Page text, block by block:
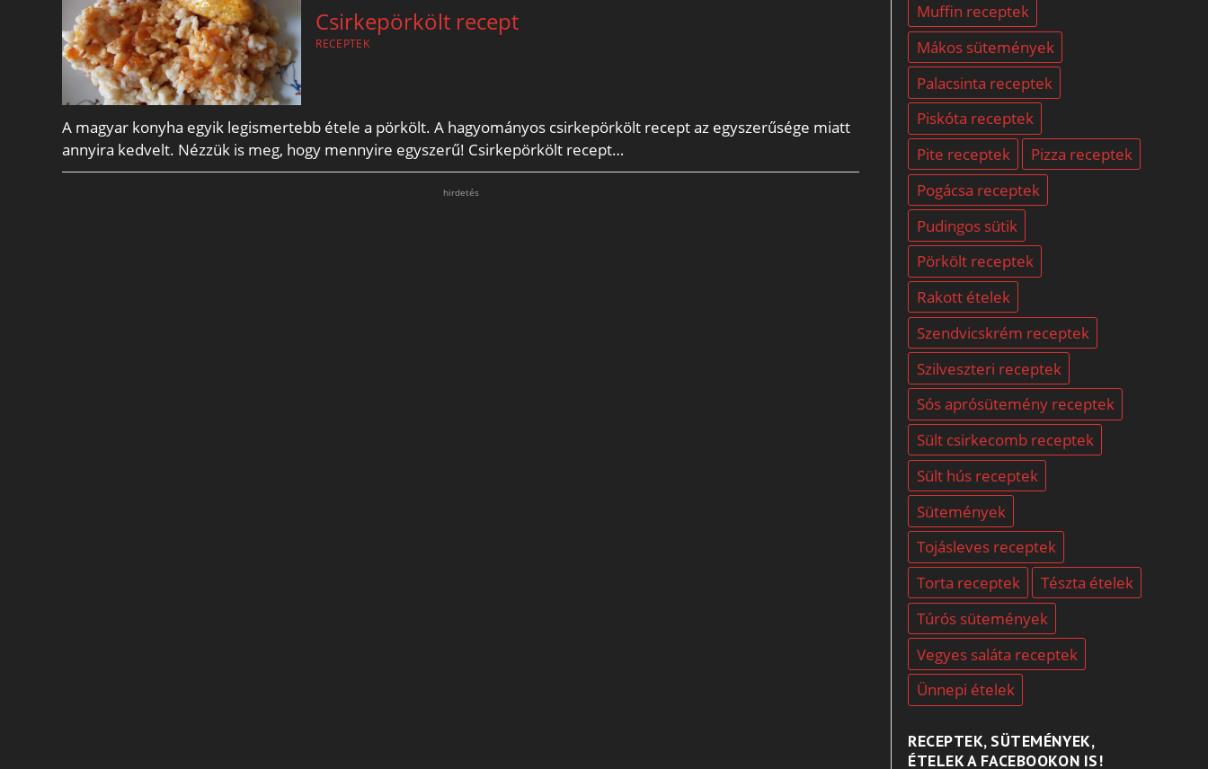
Csirkepörkölt recept
RECEPTEK
A magyar konyha egyik legismertebb étele a pörkölt. A hagyományos csirkepörkölt recept az egyszerűsége miatt
annyira kedvelt. Nézzük is meg, hogy mennyire egyszerű! Csirkepörkölt recept…
hirdetés
Muffin receptek
Mákos sütemények
Palacsinta receptek
Piskóta receptek
Pite receptek
Pizza receptek
Pogácsa receptek
Pudingos sütik
Pörkölt receptek
Rakott ételek
Szendvicskrém receptek
Szilveszteri receptek
Sós aprósütemény receptek
Sült csirkecomb receptek
Sült hús receptek
Sütemények
Tojásleves receptek
Torta receptek
Tészta ételek
Túrós sütemények
Vegyes saláta receptek
Ünnepi ételek
RECEPTEK, SÜTEMÉNYEK,
ÉTELEK A FACEBOOKON IS!